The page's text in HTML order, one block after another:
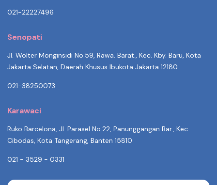
021-22227496
Senopati
Jl. Wolter Monginsidi No.59, Rawa. Barat., Kec. Kby. Baru, Kota
Jakarta Selatan, Daerah Khusus Ibukota Jakarta 12180
021-38250073
Karawaci
Ruko Barcelona, Jl. Parasel No.22, Panunggangan Bar., Kec.
Cibodas, Kota Tangerang, Banten 15810
021 - 3529 - 0331